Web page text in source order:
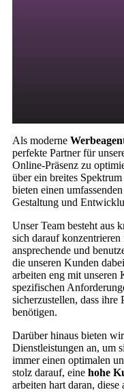
Als moderne
perfekte Partner für
Online-Präsenz zu
über ein breites
bieten einen
Gestaltung und
Unser Team besteht aus
sich darauf
ansprechende und
die unseren Kunden
arbeiten eng mit unseren
spezifischen
sicherzustellen, dass ihre
benötigen.
Darüber hinaus bieten
Dienstleistungen an, um
immer einen optimalen
stolz darauf, eine hohe
arbeiten hart daran,